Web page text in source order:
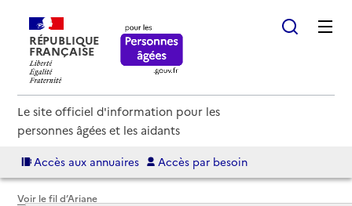
RÉPUBLIQUE
FRANÇAISE
Le site officiel d'information pour les
personnes âgées et les aidants
Accès aux annuaires Accès par besoin
Voir le fil d’Ariane